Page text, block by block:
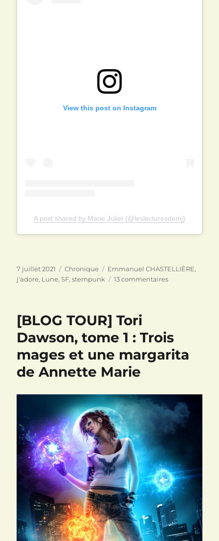
View this post on Instagram
A post shared by Marie Juliet (@leslecturesdemj)
Publié
le
7 juillet 2021 Catégories
Chronique Étiquettes
Emmanuel CHASTELLIÈRE,
j'adore, Lune,SF,stempunk 13 commentairessur
[BLOG TOUR] Tori
Dawson, tome 1 : Trois
mages et une margarita
de Annette Marie